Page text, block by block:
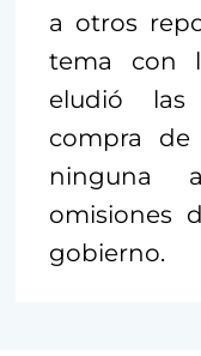
a otros
tema con
eludió
compra
ninguna
omisiones
gobierno.